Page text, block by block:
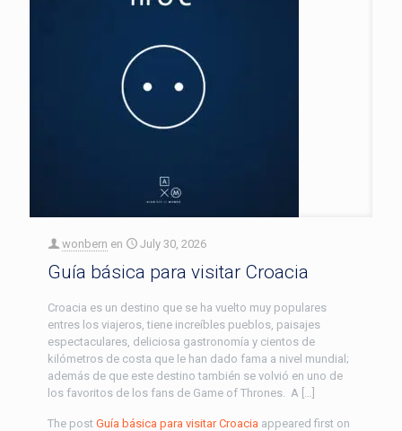
wonbern en July 30, 2026
Guía básica para visitar Croacia
Croacia es un destino que se ha vuelto muy populares
entres los viajeros, tiene increíbles pueblos, paisajes
espectaculares, deliciosa gastronomía y cientos de
kilómetros de costa que le han dado fama a nivel mundial;
además de que este destino también se volvió en uno de
los favoritos de los fans de Game of Thrones. A […]
The post Guía básica para visitar Croacia appeared first on